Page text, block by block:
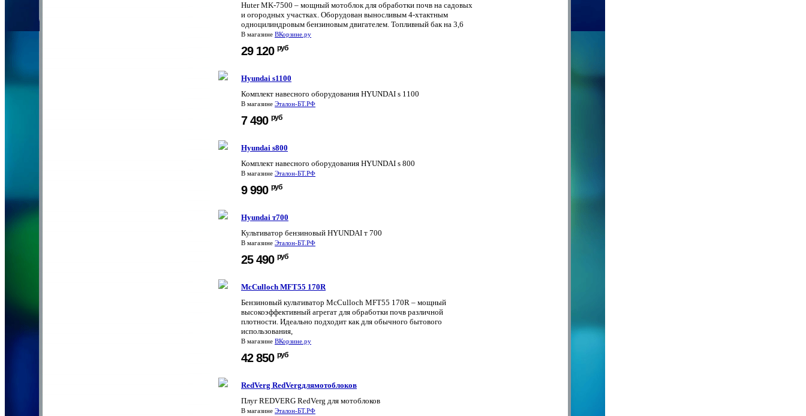
Huter MK-7500 – мощный мотоблок для обработки почв на садовых
и огородных участках. Оборудован выносливым 4-хтактным
одноцилиндровым бензиновым двигателем. Топливный бак на 3,6
В магазине ВКорзине.ру
29 120 руб
Hyundai s1100
Комплект навесного оборудования HYUNDAI s 1100
В магазине Эталон-БТ.РФ
7 490 руб
Hyundai s800
Комплект навесного оборудования HYUNDAI s 800
В магазине Эталон-БТ.РФ
9 990 руб
Hyundai т700
Культиватор бензиновый HYUNDAI т 700
В магазине Эталон-БТ.РФ
25 490 руб
McCulloch MFT55 170R
Бензиновый культиватор McCulloch MFT55 170R – мощный
высокоэффективный агрегат для обработки почв различной
плотности. Идеально подходит как для обычного бытового
использования,
В магазине ВКорзине.ру
42 850 руб
RedVerg RedVergдлямотоблоков
Плуг REDVERG RedVerg для мотоблоков
В магазине Эталон-БТ.РФ